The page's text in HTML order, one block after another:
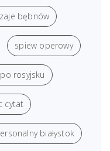
bębnów
spiew operowy
rosyjsku
cytat
białystok